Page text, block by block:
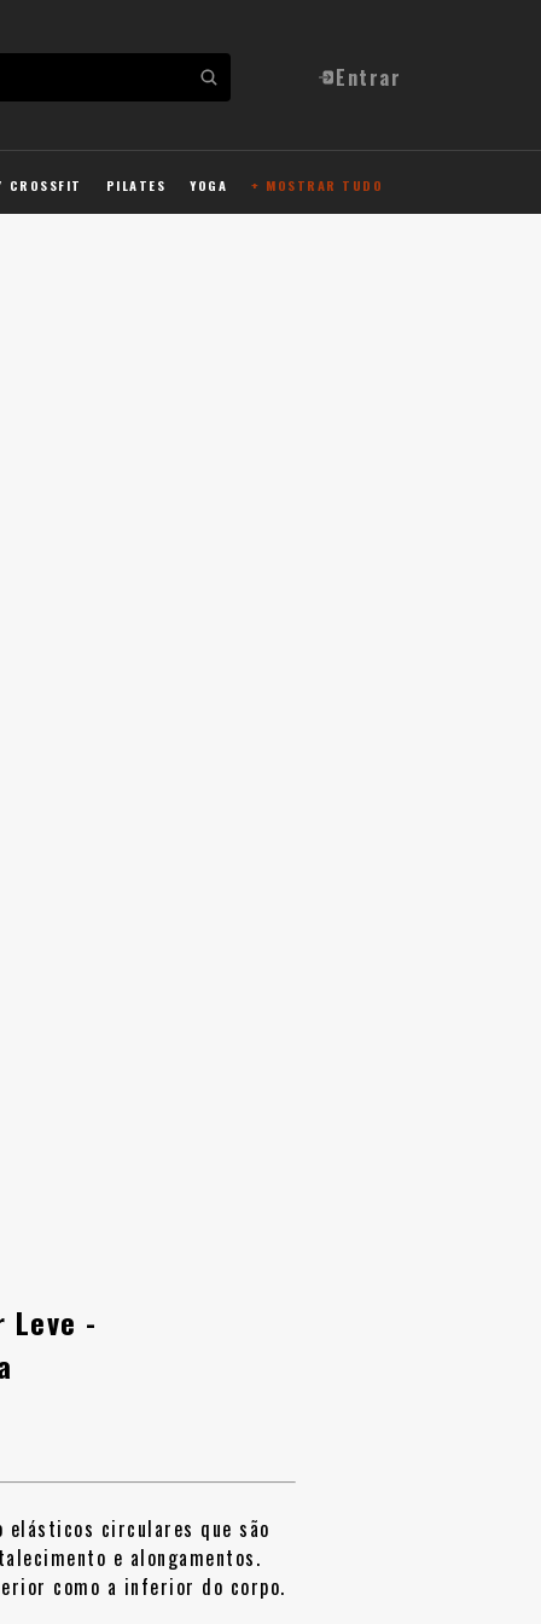
Entrar
CROSSFIT PILATES YOGA + MOSTRAR TUDO
Leve -
elásticos circulares que são
e alongamentos.
como a inferior do corpo.